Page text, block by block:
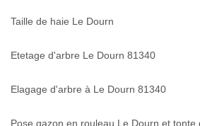
Taille de haie Le Dourn
Etetage d'arbre Le Dourn 81340
Elagage d'arbre à Le Dourn 81340
Pose gazon en rouleau Le Dourn et tonte